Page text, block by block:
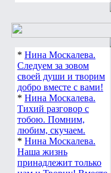
* Нина Москалева.
Следуем за зовом
своей души и творим
добро вместе с вами!
* Нина Москалева.
Тихий разговор с
тобою. Помним,
любим, скучаем.
* Нина Москалева.
Наша жизнь
принадлежит только